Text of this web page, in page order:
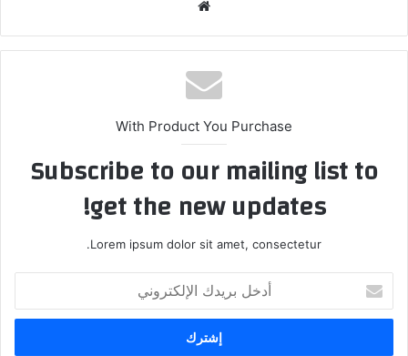
With Product You Purchase
Subscribe to our mailing list to
get the new updates!
Lorem ipsum dolor sit amet, consectetur.
بريدك
الإلكتروني